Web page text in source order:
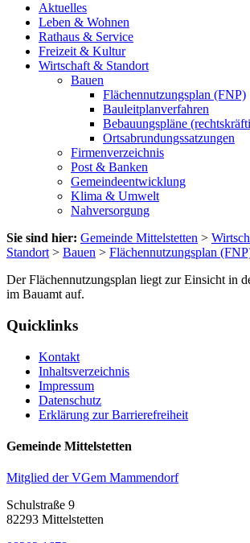
Aktuelles
Leben & Wohnen
Rathaus & Service
Freizeit & Kultur
Wirtschaft & Standort
Bauen
Flächennutzungsplan (FNP)
Bauleitplanverfahren
Bebauungspläne
Ortsabrundungssatzungen
Firmenverzeichnis
Post & Banken
Gemeindeentwicklung
Klima & Umwelt
Nahversorgung
Sie sind hier: Gemeinde Mittelstetten >
Standort > Bauen > Flächennutzungsplan
Der Flächennutzungsplan liegt zur Einsicht in
im Bauamt auf.
Quicklinks
Kontakt
Inhaltsverzeichnis
Impressum
Datenschutz
Erklärung zur Barrierefreiheit
Gemeinde Mittelstetten
Mitglied der VGem Mammendorf
Schulstraße 9
82293 Mittelstetten